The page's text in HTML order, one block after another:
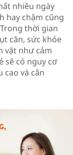
nhiều ngày
hay chậm cũng
thời gian
cân, sức khỏe
vặt như cảm
sẽ có nguy cơ
và cân